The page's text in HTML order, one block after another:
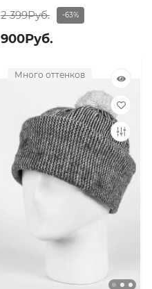
2 399Руб. -63%
900Руб.
Много оттенков